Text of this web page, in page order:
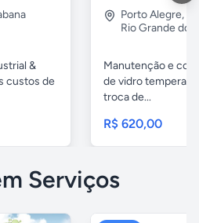
&
custos de
Porto Alegre,
Rio Grande do
Manutenção e
de vidro
troca de...
R$ 620,00
Serviços